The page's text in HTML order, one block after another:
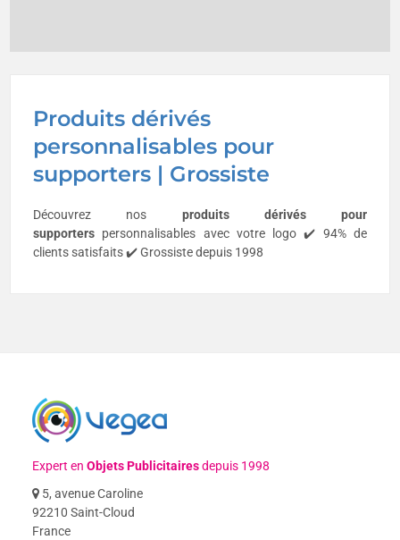
Produits dérivés
personnalisables pour
supporters | Grossiste
Découvrez nos produits dérivés pour
supporters personnalisables avec votre logo ✔️ 94% de
clients satisfaits ✔️ Grossiste depuis 1998
Expert enObjets Publicitairesdepuis 1998
5, avenue Caroline
92210 Saint-Cloud
France